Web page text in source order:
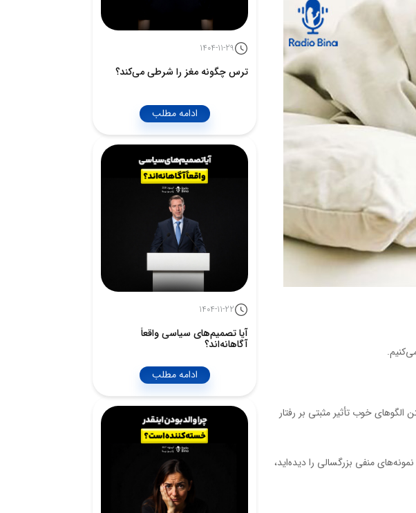
خوب تأثیر مثبتی بر رفتار
منفی بزرگسالی را دیده‌اید،
1404-11-29
ترس چگونه مغز را شرطی می‌کند؟
ادامه مطلب
1404-11-22
آیا تصمیم‌های سیاسی واقعاً
آگاهانه‌اند؟
ادامه مطلب